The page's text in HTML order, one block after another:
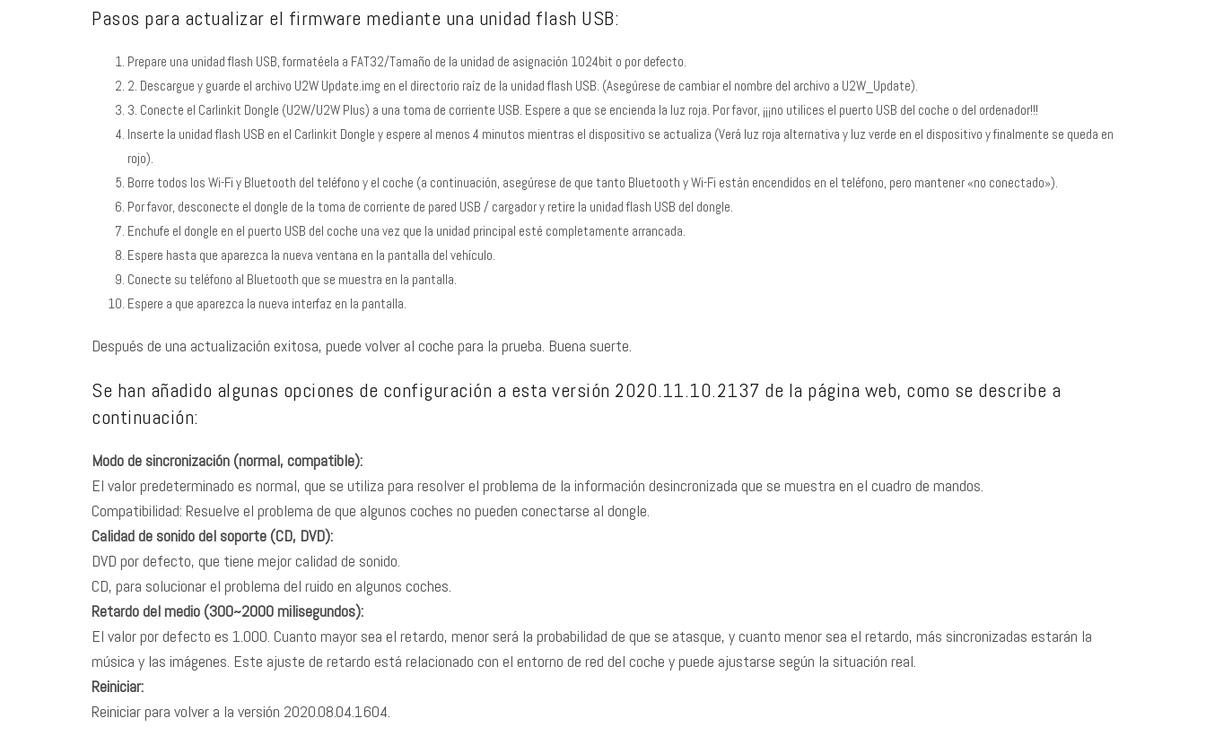
Pasos para actualizar el firmware mediante una unidad flash USB:
Prepare una unidad flash USB, formatéela a FAT32/Tamaño de la unidad de asignación 1024bit o por defecto.
2. Descargue y guarde el archivo U2W Update.img en el directorio raíz de la unidad flash USB. (Asegúrese de cambiar el nombre del archivo a U2W_Update).
3. Conecte el Carlinkit Dongle (U2W/U2W Plus) a una toma de corriente USB. Espere a que se encienda la luz roja. Por favor, ¡¡¡no utilices el puerto USB del coche o del ordenador!!!
Inserte la unidad flash USB en el Carlinkit Dongle y espere al menos 4 minutos mientras el dispositivo se actualiza (Verá luz roja alternativa y luz verde en el dispositivo y finalmente se queda en
rojo).
Borre todos los Wi-Fi y Bluetooth del teléfono y el coche (a continuación, asegúrese de que tanto Bluetooth y Wi-Fi están encendidos en el teléfono, pero mantener «no conectado»).
Por favor, desconecte el dongle de la toma de corriente de pared USB / cargador y retire la unidad flash USB del dongle.
Enchufe el dongle en el puerto USB del coche una vez que la unidad principal esté completamente arrancada.
Espere hasta que aparezca la nueva ventana en la pantalla del vehículo.
Conecte su teléfono al Bluetooth que se muestra en la pantalla.
Espere a que aparezca la nueva interfaz en la pantalla.
Después de una actualización exitosa, puede volver al coche para la prueba. Buena suerte.
Se han añadido algunas opciones de configuración a esta versión 2020.11.10.2137 de la página web, como se describe a
continuación:
Modo de sincronización (normal, compatible):
El valor predeterminado es normal, que se utiliza para resolver el problema de la información desincronizada que se muestra en el cuadro de mandos.
Compatibilidad: Resuelve el problema de que algunos coches no pueden conectarse al dongle.
Calidad de sonido del soporte (CD, DVD):
DVD por defecto, que tiene mejor calidad de sonido.
CD, para solucionar el problema del ruido en algunos coches.
Retardo del medio (300~2000 milisegundos):
El valor por defecto es 1.000. Cuanto mayor sea el retardo, menor será la probabilidad de que se atasque, y cuanto menor sea el retardo, más sincronizadas estarán la
música y las imágenes. Este ajuste de retardo está relacionado con el entorno de red del coche y puede ajustarse según la situación real.
Reiniciar:
Reiniciar para volver a la versión 2020.08.04.1604.